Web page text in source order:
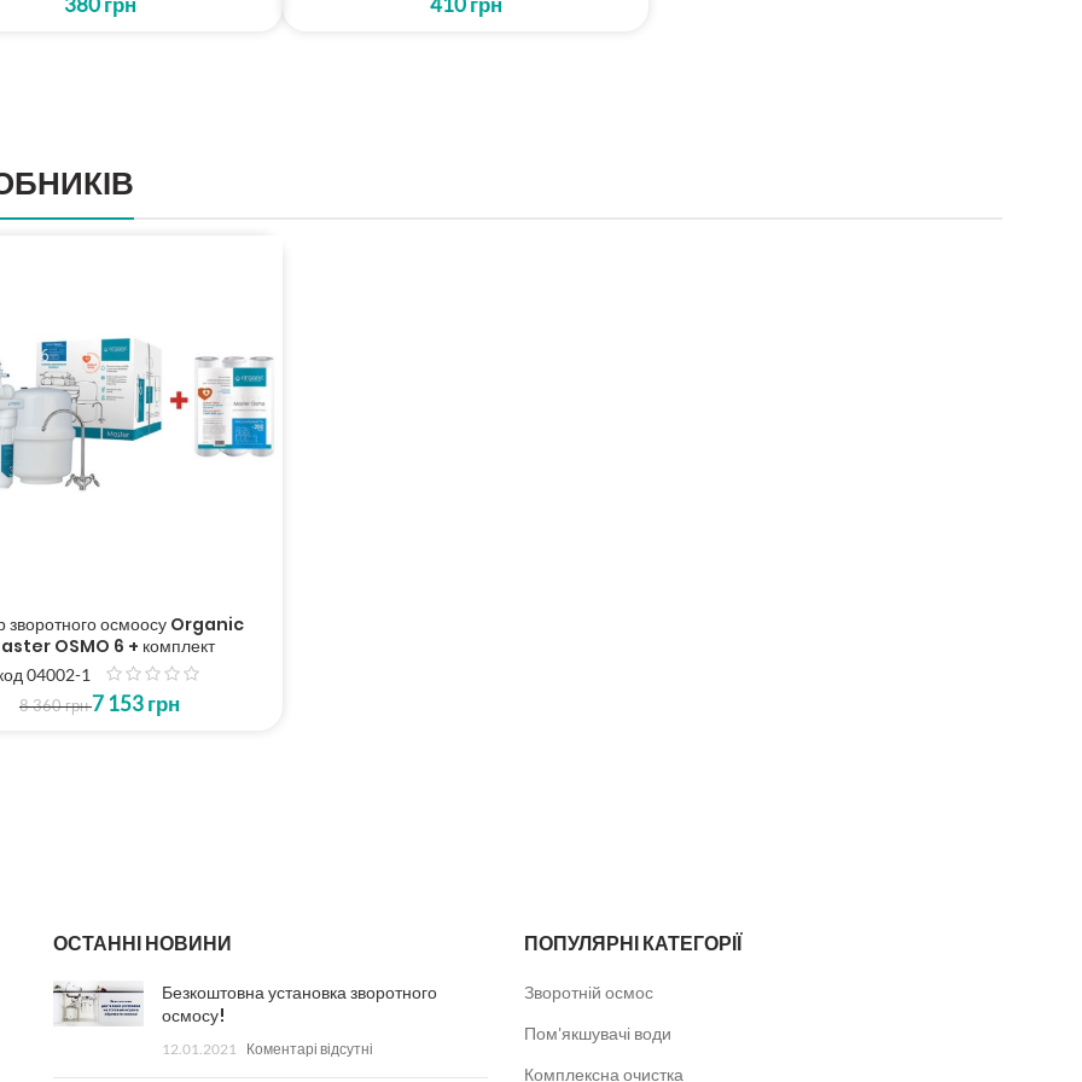
зворотного осмоосу Organic
OSMO 6 + комплект
04002-1
8 360грн 7 153грн
ОСТАННІ НОВИНИ
Безкоштовна установка зворотного
осмосу!
12.01.2021 Коментарі відсутні
ПОПУЛЯРНІ КАТЕГОРІЇ
Зворотній осмос
Пом'якшувачі води
Комплексна очистка